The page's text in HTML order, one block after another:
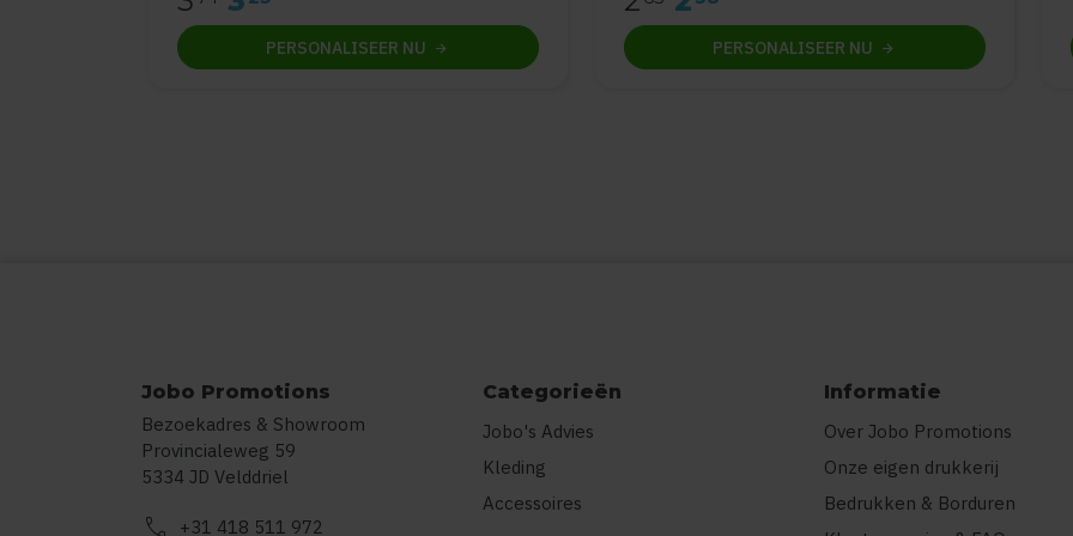
PERSONALISEER NU PERSONALISEER NU
Jobo Promotions
Bezoekadres & Showroom
Provincialeweg 59
5334 JD Velddriel
call +31 418 511 972
Categorieën
Jobo's Advies
Kleding
Accessoires
Informatie
Over Jobo Promotions
Onze eigen drukkerij
Bedrukken & Borduren